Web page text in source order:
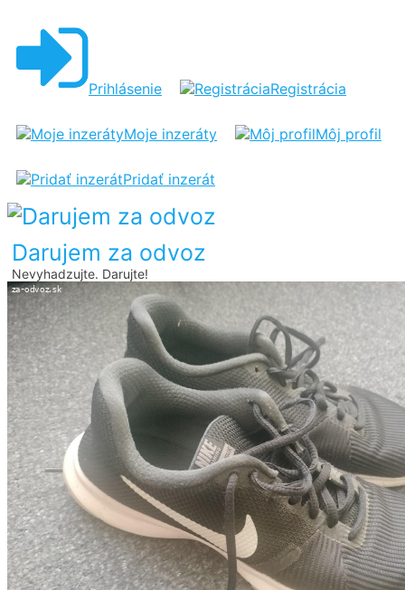
Prihlásenie Registrácia
Moje inzeráty Môj profil
Pridať inzerát
Darujem za odvoz
Nevyhadzujte. Darujte!
VEĽKOSŤ